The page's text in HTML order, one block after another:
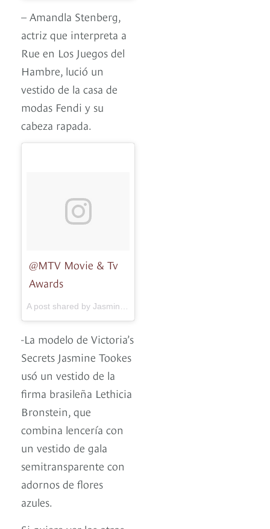
– Amandla Stenberg,
actriz que interpreta a
Rue en Los Juegos del
Hambre, lució un
vestido de la casa de
modas Fendi y su
cabeza rapada.
@MTV Movie & Tv
Awards
-La modelo de Victoria’s
Secrets Jasmine Tookes
usó un vestido de la
firma brasileña Lethicia
Bronstein, que
combina lencería con
un vestido de gala
semitransparente con
adornos de flores
azules.